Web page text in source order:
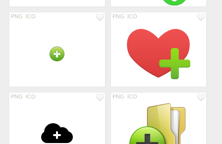
PNG ICO PNG ICO
PNG ICO PNG ICO